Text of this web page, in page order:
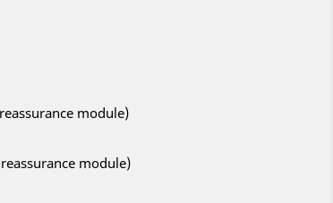
module)
module)